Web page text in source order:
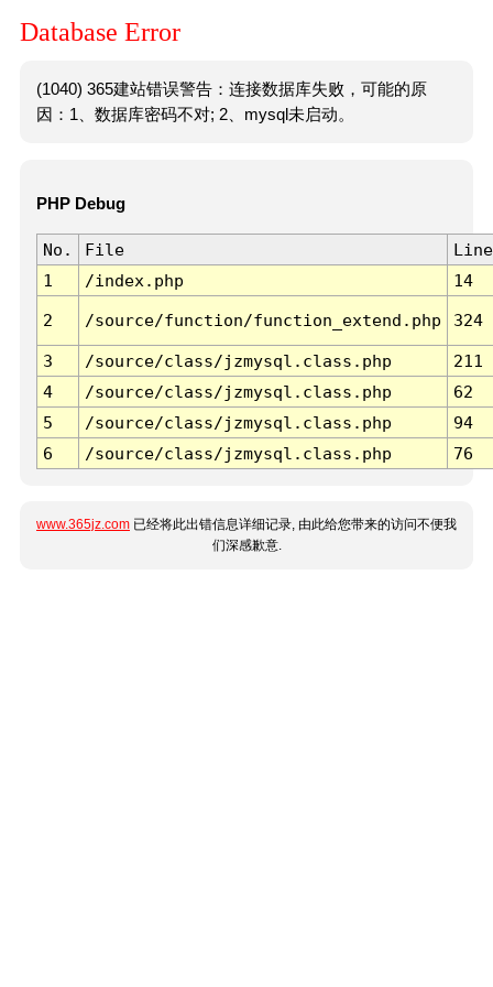
Database Error
(1040) 365建站错误警告：连接数据库失败，可能的原
因：1、数据库密码不对; 2、mysql未启动。
PHP Debug
No. File
Line
1
/index.php 14
2 /source/function/function_extend.php 324
3 /source/class/jzmysql.class.php
211
4
/source/class/jzmysql.class.php
62
5
/source/class/jzmysql.class.php
94
6
/source/class/jzmysql.class.php 76
www.365jz.com 已经将此出错信息详细记录, 由此给您带来的访问不便我
们深感歉意.